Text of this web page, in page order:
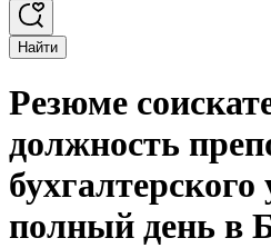
Найти
Резюме
должность
бухгалтерского
полный день в